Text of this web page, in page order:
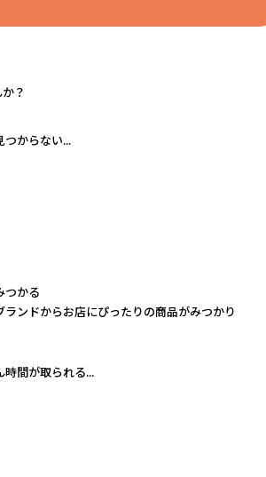
？
つからない...
つかる
ランドからお店にぴったりの商品がみつかり
間が取られる...